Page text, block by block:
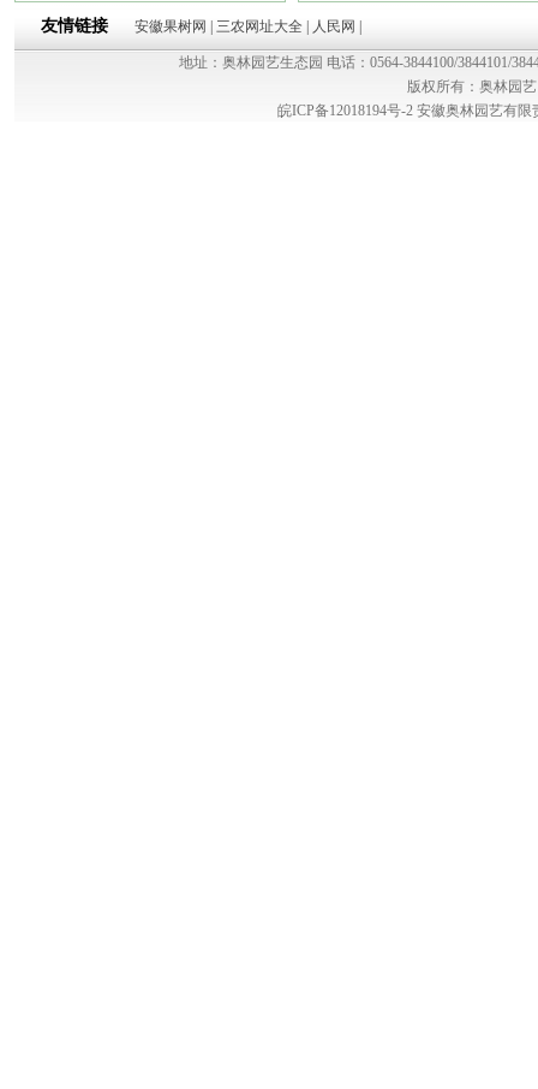
友情链接 安徽果树网 三农网址大全 人民网
地址：奥林园艺生态园 电话：0564-3844100/3844101/
版权所有：奥林园
皖ICP备12018194号-2安徽奥林园艺有限